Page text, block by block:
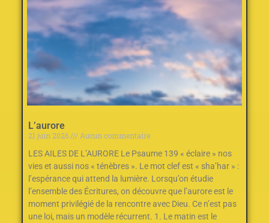
L’aurore
21 juin 2026
Aucun commentaire
LES AILES DE L’AURORE Le Psaume 139‭ ‬«‮ ‬éclaire‮ ‬»‭ ‬nos
vies et aussi nos‭ ‬«‮ ‬ténèbres‮ ‬»‭.‬ Le mot clef est «‭ ‬sha’har‮ ‬»‭ :
‬l’espérance qui attend la lumière. Lorsqu’on étudie
l’ensemble des Écritures‭, ‬on découvre que l’aurore est le
moment privilégié de la rencontre avec Dieu‭.‬ Ce n’est pas
une loi‭, ‬mais un modèle récurrent‭.‬ 1‭. ‬Le matin est le